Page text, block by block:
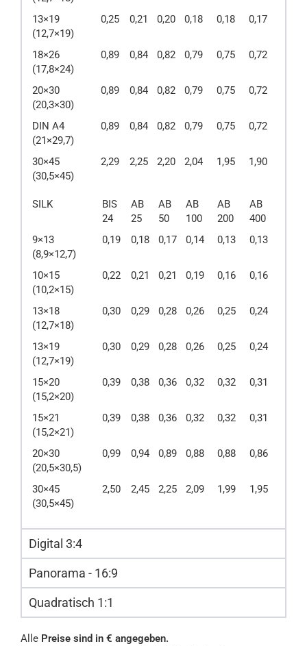
13×19
(12,7×19)
0,25 0,21 0,20 0,18 0,18 0,17
18×26
(17,8×24)
0,89 0,84 0,82 0,79 0,75 0,72
20×30
(20,3×30)
0,89 0,84 0,82 0,79 0,75 0,72
DIN A4
(21×29,7)
0,89 0,84 0,82 0,79 0,75 0,72
30×45
(30,5×45)
2,29 2,25 2,20 2,04 1,95 1,90
SILK
BIS
24
AB
25
AB
50
AB
100
AB
200
AB
400
9×13
(8,9×12,7)
0,19 0,18 0,17 0,14 0,13 0,13
10×15
(10,2×15)
0,22 0,21 0,21 0,19 0,16 0,16
13×18
(12,7×18)
0,30 0,29 0,28 0,26 0,25 0,24
13×19
(12,7×19)
0,30 0,29 0,28 0,26 0,25 0,24
15×20
(15,2×20)
0,39 0,38 0,36 0,32 0,32 0,31
15×21
(15,2×21)
0,39 0,38 0,36 0,32 0,32 0,31
20×30
(20,5×30,5)
0,99 0,94 0,89 0,88 0,88 0,86
30×45
(30,5×45)
2,50 2,45 2,25 2,09 1,99 1,95
Digital 3:4
Panorama - 16:9
Quadratisch 1:1
Alle Preise sind in € angegeben.